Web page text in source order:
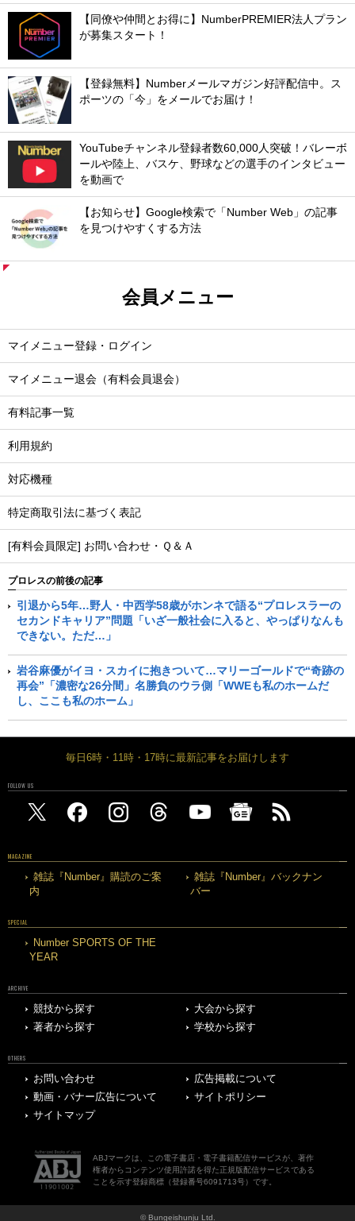
【同僚や仲間とお得に】NumberPREMIER法人プラン
が募集スタート！
【登録無料】Numberメールマガジン好評配信中。ス
ポーツの「今」をメールでお届け！
YouTubeチャンネル登録者数60,000人突破！バレーボ
ールや陸上、バスケ、野球などの選手のインタビュー
を動画で
【お知らせ】Google検索で「Number Web」の記事
を見つけやすくする方法
会員メニュー
マイメニュー登録・ログイン
マイメニュー退会（有料会員退会）
有料記事一覧
利用規約
対応機種
特定商取引法に基づく表記
[有料会員限定] お問い合わせ・Ｑ＆Ａ
プロレスの前後の記事
引退から5年…野人・中西学58歳がホンネで語る“プロレスラーの
セカンドキャリア”問題「いざ一般社会に入ると、やっぱりなんも
できない。ただ…」
岩谷麻優がイヨ・スカイに抱きついて…マリーゴールドで“奇跡の
再会”「濃密な26分間」名勝負のウラ側「WWEも私のホームだ
し、ここも私のホーム」
毎日6時・11時・17時に最新記事をお届けします
FOLLOW US
MAGAZINE
雑誌『Number』購読のご案
内
雑誌『Number』バックナン
バー
SPECIAL
Number SPORTS OF THE
YEAR
ARCHIVE
競技から探す
大会から探す
著者から探す
学校から探す
OTHERS
お問い合わせ
広告掲載について
動画・バナー広告について
サイトポリシー
サイトマップ
ABJマークは、この電子書店・電子書籍配信サービスが、著作
権者からコンテンツ使用許諾を得た正規版配信サービスである
ことを示す登録商標（登録番号6091713号）です。
© Bungeishunju Ltd.